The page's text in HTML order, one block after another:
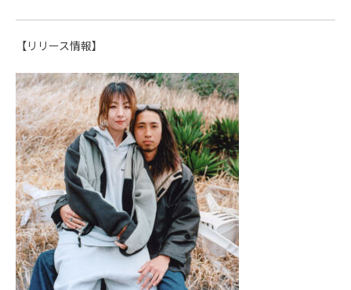
【リリース情報】